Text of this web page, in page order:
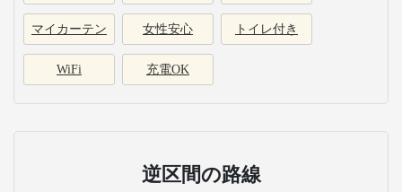
マイカーテン 女性安心 トイレ付き
WiFi 充電OK
逆区間の路線